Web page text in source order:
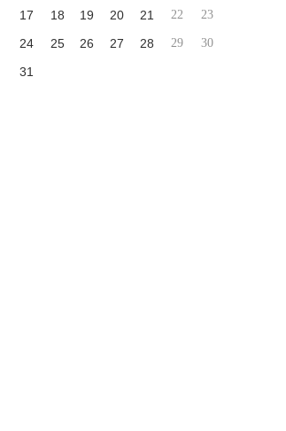
17 18 19 20 21 22 23
24 25 26 27 28 29 30
31